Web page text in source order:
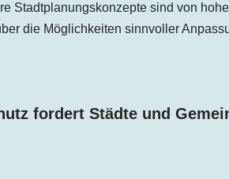
Stadtplanungskonzepte sind von
die Möglichkeiten sinnvoller
fordert Städte und